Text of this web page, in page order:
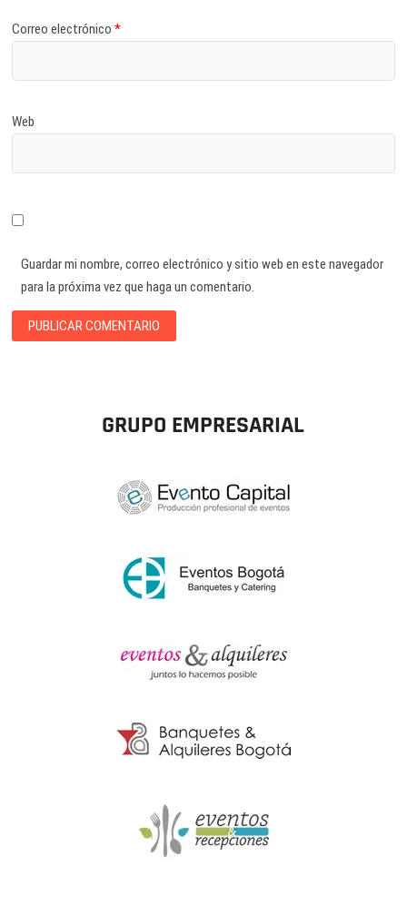
Correo electrónico*
Web
Guardar mi nombre, correo electrónico y sitio web en este navegador
para la próxima vez que haga un comentario.
GRUPO EMPRESARIAL